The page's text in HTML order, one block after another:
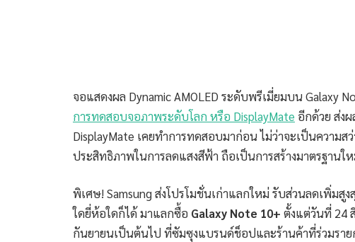
จอแสดงผล Dynamic AMOLED ระดับพรีเมี่ยมบน Galaxy
การทดสอบจอภาพระดับโลก หรือ DisplayMate อีกด้วย ส่ง
DisplayMate เคยทำการทดสอบมาก่อน ไม่ว่าจะเป็นความ
ประสิทธิภาพในการลดแสงสีฟ้า ถือเป็นการสร้างมาตรฐาน
พิเศษ! Samsung ส่งโปรโมชั่นเก่าแลกใหม่ รับส่วนลดเพิ่มสู
ใดยี่ห้อใดก็ได้ มาแลกซื้อ Galaxy Note 10+ ตั้งแต่วันที่ 24
กันยายนเป็นต้นไป ที่ซัมซุงแบรนด์ช็อปและร้านค้าที่ร่วมราย